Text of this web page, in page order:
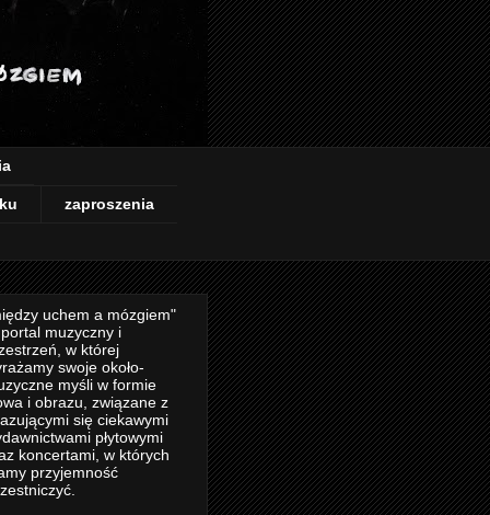
zaproszenia
uchem a mózgiem"
muzyczny i
w której
swoje około-
myśli w formie
i obrazu, związane z
się ciekawymi
płytowymi
koncertami, w których
przyjemność